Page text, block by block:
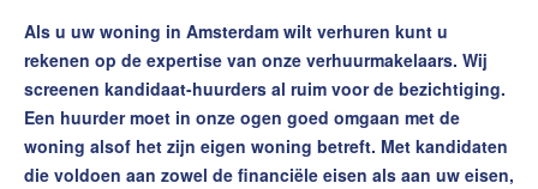
Huis kopen
Uw huis verhuren
De huurwaarde van uw huis
Huis verhuren in Amsterdam
Kosten verhuur
Als u uw woning in Amsterdam wilt verhuren kunt u
rekenen op de expertise van onze verhuurmakelaars. Wij
screenen kandidaat-huurders al ruim voor de bezichtiging.
Een huurder moet in onze ogen goed omgaan met de
woning alsof het zijn eigen woning betreft. Met kandidaten
die voldoen aan zowel de financiële eisen als aan uw eisen,